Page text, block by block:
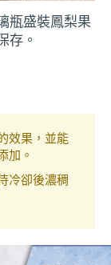
瓶盛裝鳳梨果
存。
效果，並能
加。
冷卻後濃稠